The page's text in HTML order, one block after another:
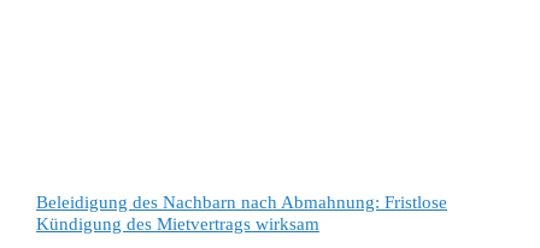
Kündigung des Mietvertrags wirksam